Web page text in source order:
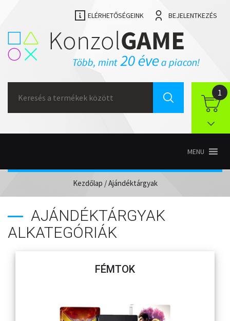
ELÉRHETŐSÉGEINK BEJELENTKEZÉS
for:
1
MENU
Kezdőlap / Ajándéktárgyak
AJÁNDÉKTÁRGYAK
ALKATEGÓRIÁK
FÉMTOK